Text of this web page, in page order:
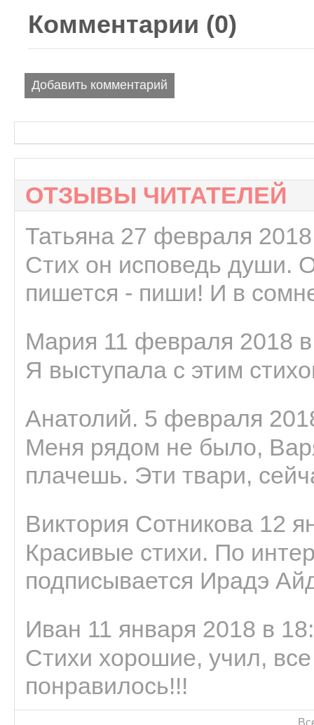
Комментарии (0)
Добавить комментарий
ОТЗЫВЫ ЧИТАТЕЛЕЙ
Татьяна 27 февраля
Стих он исповедь души.
пишется - пиши! И в
Мария 11 февраля 2018
Я выступала с этим
Анатолий. 5 февраля
Меня рядом не было,
плачешь. Эти твари,
Виктория Сотникова 12
Красивые стихи. По
подписывается Ирадэ
Иван 11 января 2018 в
Стихи хорошие, учил,
понравилось!!!